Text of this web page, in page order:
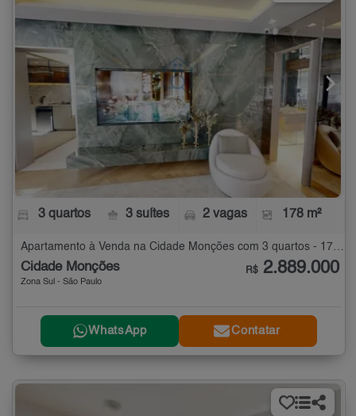
3 quartos 3 suítes 2 vagas 178 m²
Cidade Monções
Zona Sul - São Paulo
R$ 2.889.000
WhatsApp Contatar